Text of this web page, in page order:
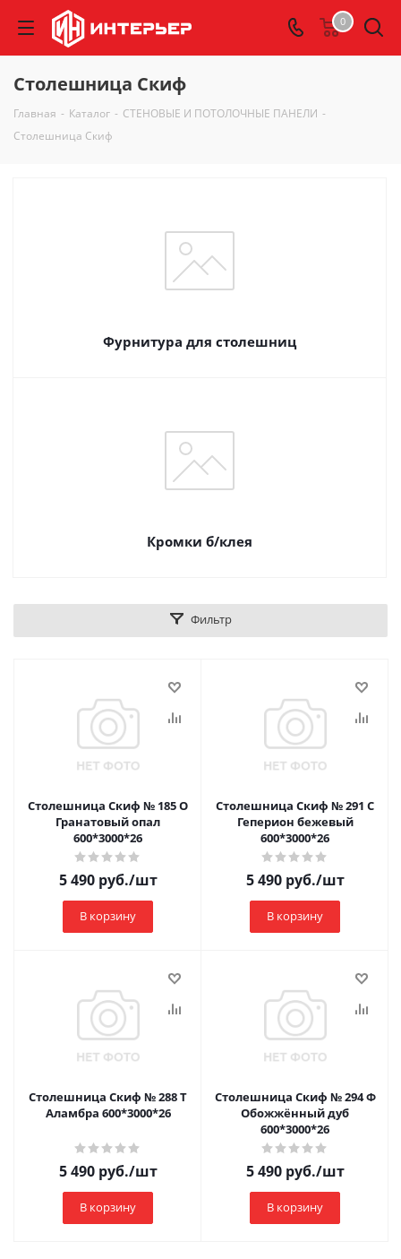
0
Столешница Скиф
Главная - Каталог - СТЕНОВЫЕ И ПОТОЛОЧНЫЕ ПАНЕЛИ -
Столешница Скиф
Фурнитура для столешниц
Кромки б/клея
Фильтр
Столешница Скиф № 185 О
Гранатовый опал
600*3000*26
5 490руб./шт
В корзину
Столешница Скиф № 291 С
Геперион бежевый
600*3000*26
5 490руб./шт
В корзину
Столешница Скиф № 288 Т
Аламбра 600*3000*26
5 490руб./шт
В корзину
Столешница Скиф № 294 Ф
Обожжённый дуб
600*3000*26
5 490руб./шт
В корзину